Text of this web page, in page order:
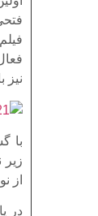
نیز
از نوامبر ۲۰۰۴با